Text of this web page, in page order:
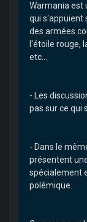
Warmania est
qui s'appuient
des armées
l'étoile rouge,
etc...
- Les
pas sur ce qui
- Dans le
présentent
spécialement
polémique.